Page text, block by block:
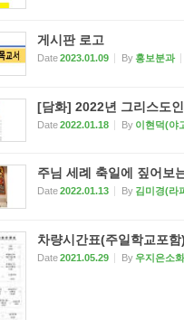
게시판 로고
Date2023.01.09 By홍보분과
[담화] 2022년 그리스도
Date2022.01.18 By 이현덕(야
주님 세례 축일에 짚어보
Date2022.01.13 By 김미경(라
차량시간표(주일학교포함
Date2021.05.29 By우지은소